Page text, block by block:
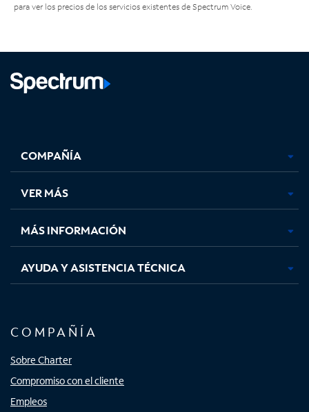
para ver los precios de los servicios existentes de Spectrum Voice.
abre
en
pestaña
nueva
abre
en
pestaña
nueva
abre
en
pestaña
nueva
en
nueva
COMPAÑÍA
VER MÁS
MÁS INFORMACIÓN
AYUDA Y ASISTENCIA TÉCNICA
COMPAÑÍA
Sobre Charter
Compromiso con el cliente
Empleos